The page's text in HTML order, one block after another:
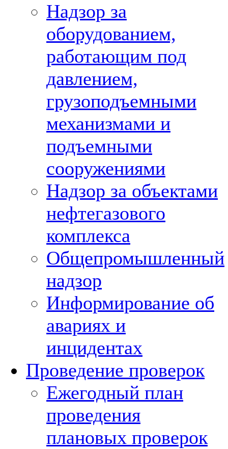
Надзор за
оборудованием,
работающим под
давлением,
грузоподъемными
механизмами и
подъемными
сооружениями
Надзор за объектами
нефтегазового
комплекса
Общепромышленный
надзор
Информирование об
авариях и
инцидентах
Проведение проверок
Ежегодный план
проведения
плановых проверок